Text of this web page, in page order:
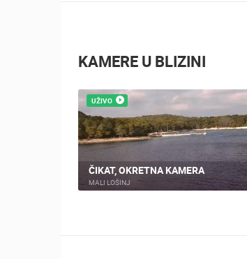
KAMERE U BLIZINI
UŽIVO
ČIKAT, OKRETNA KAMERA
MALI LOŠINJ